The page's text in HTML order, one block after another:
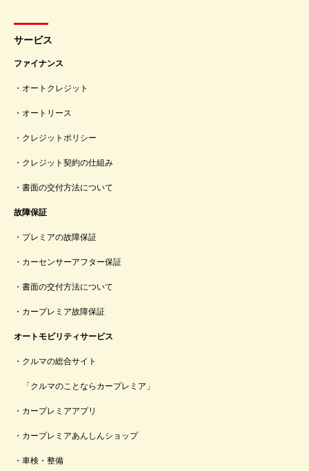
サービス
ファイナンス
オートクレジット
オートリース
クレジットポリシー
クレジット契約の仕組み
書面の交付方法について
故障保証
プレミアの故障保証
カーセンサーアフター保証
書面の交付方法について
カープレミア故障保証
オートモビリティサービス
クルマの総合サイト
「クルマのことならカープレミア」
カープレミアアプリ
カープレミアあんしんショップ
車検・整備